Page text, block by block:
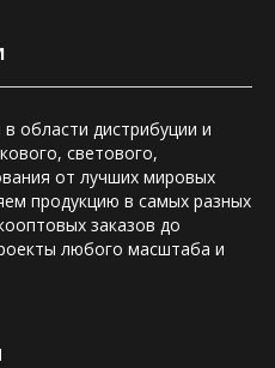
области дистрибуции и
светового,
от лучших мировых
продукцию в самых разных
заказов до
любого масштаба и